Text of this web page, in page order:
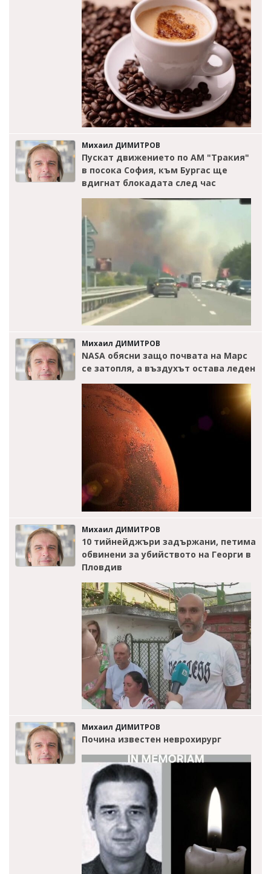
Михаил ДИМИТРОВ
Пускат движението по АМ "Тракия"
в посока София, към Бургас ще
вдигнат блокадата след час
Михаил ДИМИТРОВ
NASA обясни защо почвата на Марс
се затопля, а въздухът остава леден
Михаил ДИМИТРОВ
10 тийнейджъри задържани, петима
обвинени за убийството на Георги в
Пловдив
Михаил ДИМИТРОВ
Почина известен неврохирург